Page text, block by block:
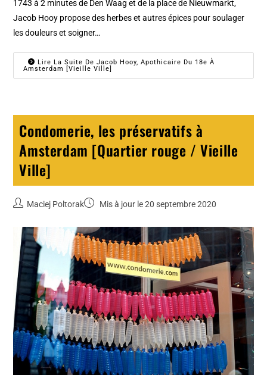
1743 à 2 minutes de Den Waag et de la place de Nieuwmarkt,
Jacob Hooy propose des herbes et autres épices pour soulager
les douleurs et soigner…
Lire La Suite De Jacob Hooy, Apothicaire Du 18e À
Amsterdam [Vieille Ville]
Condomerie, les préservatifs à
Amsterdam [Quartier rouge / Vieille
Ville]
Maciej Poltorak Mis à jour le 20 septembre 2020